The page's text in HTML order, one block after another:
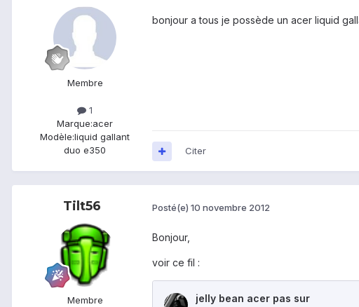
Membre
1
Marque:acer
Modèle:liquid gallant
duo e350
bonjour a tous je possède un acer liquid
Citer
Tilt56
Membre
Posté(e) 10 novembre 2012
Bonjour,
voir ce fil :